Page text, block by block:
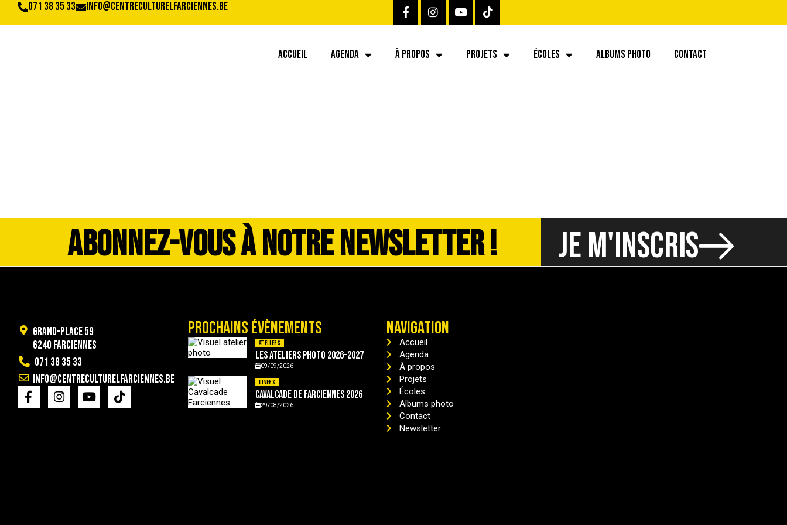
071 38 35 33 info@centreculturelfarciennes.be
ACCUEIL AGENDA À PROPOS PROJETS ÉCOLES ALBUMS PHOTO CONTACT
ABONNEZ-VOUS À NOTRE NEWSLETTER ! JE M'INSCRIS
Grand-Place 59
6240 Farciennes
071 38 35 33
info@centreculturelfarciennes.be
PROCHAINS ÉVÈNEMENTS
Ateliers
Les ateliers photo 2026-2027
09/09/2026
Divers
Cavalcade de Farciennes 2026
29/08/2026
NAVIGATION
Accueil
Agenda
À propos
Projets
Écoles
Albums photo
Contact
Newsletter